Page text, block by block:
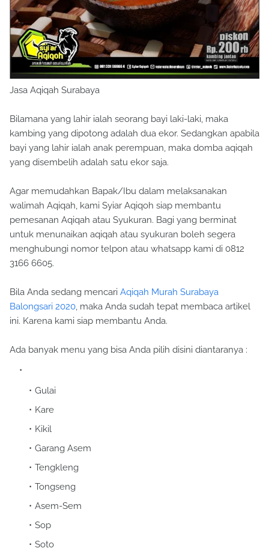
Jasa Aqiqah Surabaya
Bilamana yang lahir ialah seorang bayi laki-laki, maka
kambing yang dipotong adalah dua ekor. Sedangkan apabila
bayi yang lahir ialah anak perempuan, maka domba aqiqah
yang disembelih adalah satu ekor saja.
Agar memudahkan Bapak/Ibu dalam melaksanakan
walimah Aqiqah, kami Syiar Aqiqoh siap membantu
pemesanan Aqiqah atau Syukuran. Bagi yang berminat
untuk menunaikan aqiqah atau syukuran boleh segera
menghubungi nomor telpon atau whatsapp kami di 0812
3166 6605.
Bila Anda sedang mencari Aqiqah Murah Surabaya
Balongsari 2020 , maka Anda sudah tepat membaca artikel
ini. Karena kami siap membantu Anda.
Ada banyak menu yang bisa Anda pilih disini diantaranya :
Gulai
Kare
Kikil
Garang Asem
Tengkleng
Tongseng
Asem-Sem
Sop
Soto